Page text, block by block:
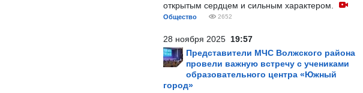
открытым сердцем и сильным характером.
Общество 2652
28 ноября 2025 19:57
Представители МЧС Волжского района
провели важную встречу с учениками
образовательного центра «Южный
город»